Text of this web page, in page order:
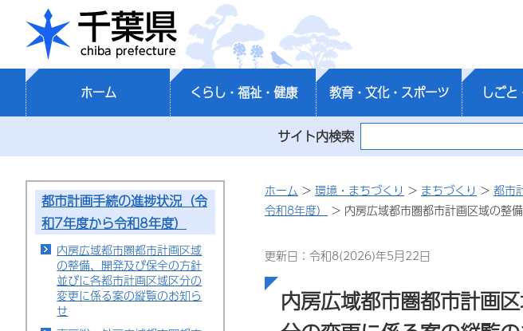
千葉県
ホーム くらし・福祉・健康 教育・文化・スポーツ しごと
サイト内検索
都市計画手続の進捗状況（令
和7年度から令和8年度）
内房広域都市圏都市計画区域
の整備、開発及び保全の方針
並びに各都市計画区域区分の
変更に係る案の縦覧のお知ら
せ
ホーム > 環境・まちづくり > まちづくり > 都市
令和8年度）
> 内房広域都市圏都市計画区域の整
更新日：令和8(2026)年5月22日
内房広域都市圏都市計画